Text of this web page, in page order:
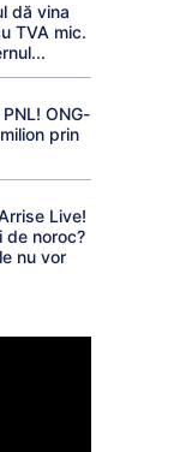
dă vina
TVA mic.
ONG-
prin
Live!
de noroc?
nu vor